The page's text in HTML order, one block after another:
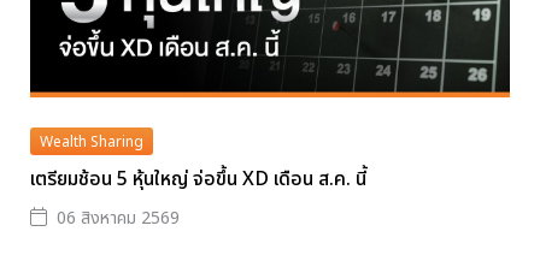
Wealth Sharing
เตรียมช้อน 5 หุ้นใหญ่ จ่อขึ้น XD เดือน ส.ค. นี้
06 สิงหาคม 2569